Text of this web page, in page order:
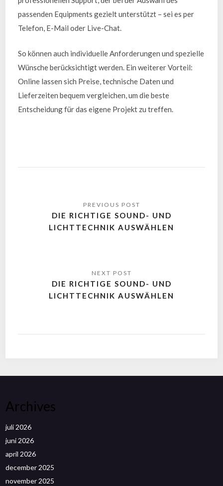
passenden Equipments gezielt unterstützt – sei es per
Telefon, E-Mail oder Live-Chat.
So können auch individuelle Anforderungen und spezielle
Wünsche berücksichtigt werden. Ein weiterer Vorteil:
Online lassen sich Preise, technische Daten und
Lieferzeiten bequem vergleichen, um die beste
Entscheidung für das eigene Projekt zu treffen.
DIE RICHTIGE SOUND- UND
LICHTTECHNIK AUSWÄHLEN
DIE RICHTIGE SOUND- UND
LICHTTECHNIK AUSWÄHLEN
Archives
juli 2026
juni 2026
april 2026
december 2025
november 2025